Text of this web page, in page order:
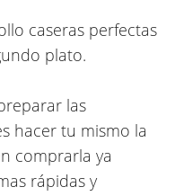
caseras perfectas
plato.
las
hacer tu mismo la
comprarla ya
rápidas y